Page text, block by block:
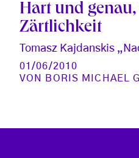
Hart und
Zärtlichkeit
Tomasz Kajdanskis
01/06/2010
VON
BORIS MICHAEL